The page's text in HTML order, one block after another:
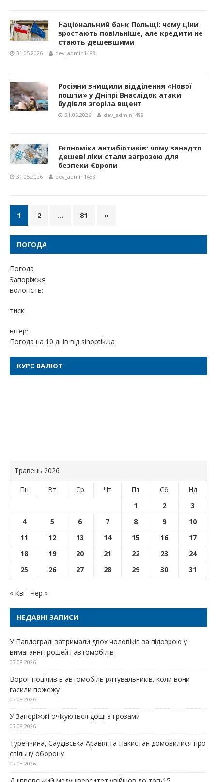
Національний банк Польщі: чому ціни
зростають повільніше, але кредити не
стають дешевшими
31.05.2026 dev_admin1488
Росіяни знищили відділення «Нової
пошти» у Дніпрі Внаслідок атаки
будівля згоріла вщент
31.05.2026 dev_admin1488
Економіка антибіотиків: чому занадто
дешеві ліки стали загрозою для
безпеки Європи
31.05.2026 dev_admin1488
1 2 … 81 »
ПОГОДА
Погода
Запоріжжя
вологість:
тиск:
вітер:
Погода на 10 днів від sinoptik.ua
КУРС ВАЛЮТ
Травень 2026
Пн Вт Ср Чт Пт Сб
Нд
1
2
3
4
5 6 7 8 9
10
11
12 13 14 15 16
17
18
19 20 21 22 23
24
25
26 27 28 29 30 31
« Кві Чер »
НЕДАВНІ ЗАПИСИ
У Павлограді затримали двох чоловіків за підозрою у
вимаганні грошей і автомобілів
07.08.2026
Ворог поцілив в автомобіль рятувальників, коли вони
гасили пожежу
07.08.2026
У Запоріжжі очікуються дощі з грозами
07.08.2026
Туреччина, Саудівська Аравія та Пакистан домовилися про
спільну оборону
07.08.2026